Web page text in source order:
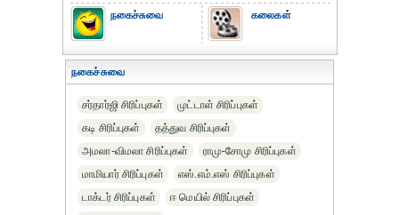
நகைச்சுவை கலைகள்
நகைச்சுவை
சர்தார்ஜி சிரிப்புகள்
முட்டாள் சிரிப்புகள்
கடி சிரிப்புகள்
தத்துவ சிரிப்புகள்
அமலா-விமலா சிரிப்புகள்
ராமு-சோமு சிரிப்புகள்
மாமியார் சிரிப்புகள்
எஸ்.எம்.எஸ் சிரிப்புகள்
டாக்டர் சிரிப்புகள்
ஈ மெயில் சிரிப்புகள்